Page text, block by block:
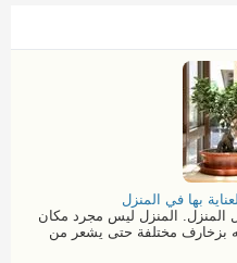
بها في المنزل
المنزل. المنزل ليس مجرد مكان
بزخارف مختلفة حتى يشعر من